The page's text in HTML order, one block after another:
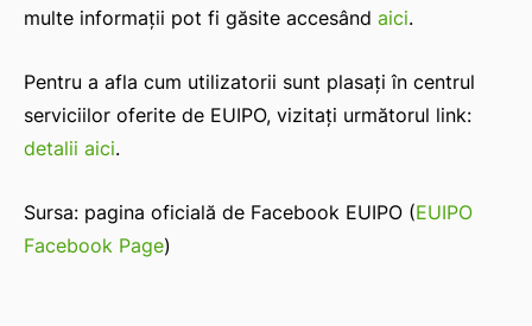
multe informații pot fi găsite accesând aici.
Pentru a afla cum utilizatorii sunt plasați în centrul
serviciilor oferite de EUIPO, vizitați următorul link:
detalii aici.
Sursa: pagina oficială de Facebook EUIPO (EUIPO
Facebook Page)